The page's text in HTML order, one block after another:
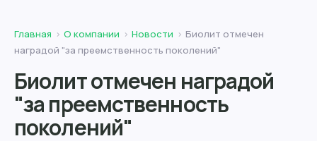
Главная О компании Новости
Биолит отмечен
наградой "за преемственность поколений"
Биолит отмечен наградой
"за преемственность
поколений"